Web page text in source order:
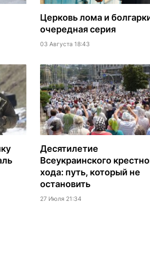
Церковь лома и
очередная серия
03 Августа 18:43
Десятилетие
Всеукраинского
хода: путь, который не
остановить
27 Июля 21:34